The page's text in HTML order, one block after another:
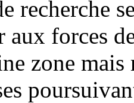
recherche
aux forces
zone